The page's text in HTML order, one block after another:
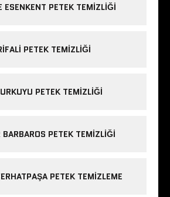
ESENKENT PETEK TEMIZLIĞI
PETEK TEMIZLIĞI
PETEK TEMIZLIĞI
BARBAROS PETEK TEMIZLIĞI
PETEK TEMIZLEME